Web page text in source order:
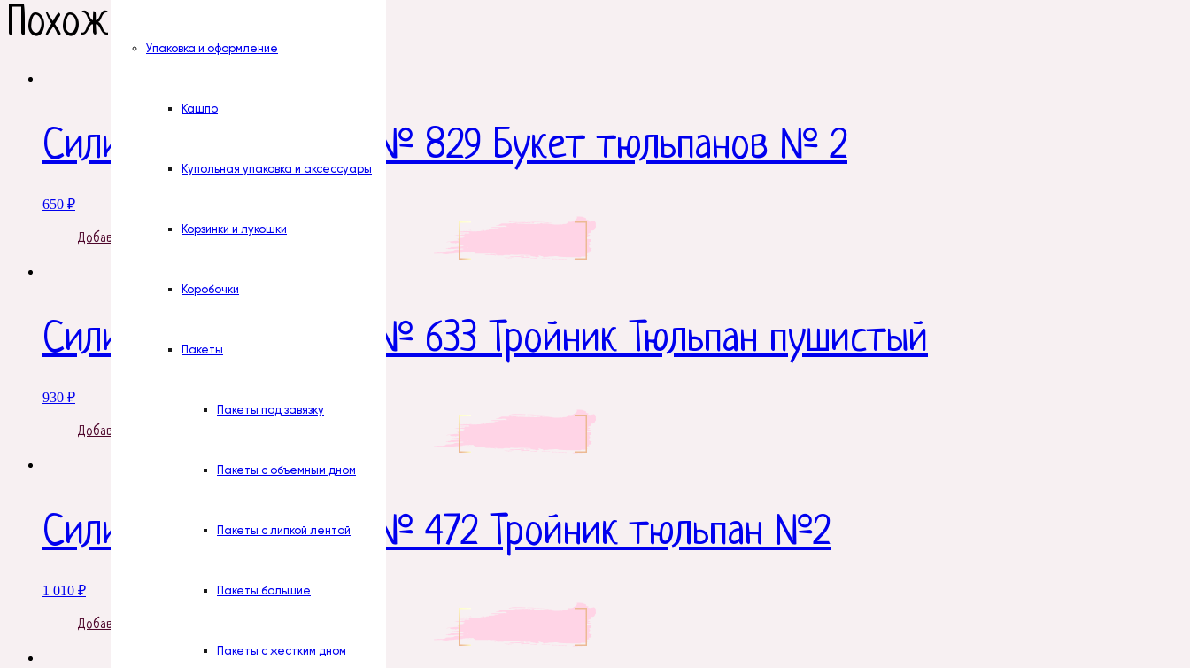
Упаковка и оформление
Кашпо
Купольная упаковка и аксессуары
Корзинки и лукошки
Коробочки
Пакеты
Пакеты под завязку
Пакеты с объемным дном
Пакеты с липкой лентой
Пакеты большие
Пакеты с жестким дном
Похожие товары
Силиконовая форма № 829 Букет тюльпанов № 2
650 ₽
Добавить в корзину
Силиконовая форма № 633 Тройник Тюльпан пушистый
930 ₽
Добавить в корзину
Силиконовая форма № 472 Тройник тюльпан №2
1 010 ₽
Добавить в корзину